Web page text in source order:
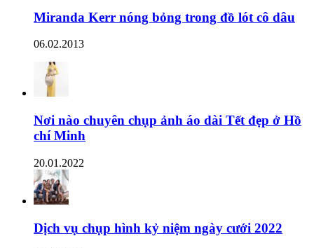
Miranda Kerr nóng bỏng trong đồ lót cô dâu
06.02.2013
Nơi nào chuyên chụp ảnh áo dài Tết đẹp ở Hồ
chí Minh
20.01.2022
Dịch vụ chụp hình kỷ niệm ngày cưới 2022